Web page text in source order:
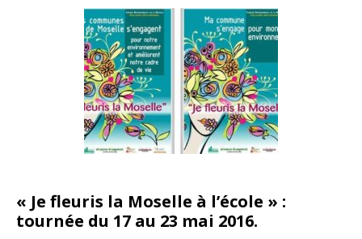
« Je fleuris la Moselle à l’école » :
tournée du 17 au 23 mai 2016.